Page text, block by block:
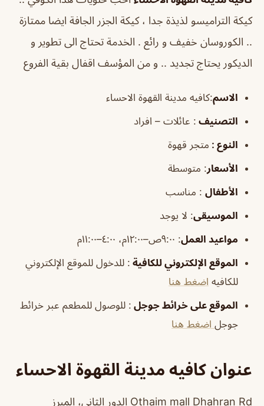
كيكة التراميسو لذيذة جدا ، كيكة الجزر الجافة ايضا ممتازة
.. الكوروسان خفيف و رائع . الخدمة تحتاج الى تطوير و
الديكور يحتاج تجديد .. و من المؤسف اقفال بقية الفروع
الاسم:كافيه مدينة القهوة الاحساء
التصنيف : عائلات – افراد
النوع : متجر قهوة
الأسعار: متوسطة
الأطفال : مناسب
الموسيقى: لا يوجد
مواعيد العمل: ٩:٠٠ص–١٢:٠٠م، ٤:٠٠–١١:٠٠م
الموقع الإلكتروني للكافية : للدخول للموقع الإلكتروني
للكافيه اضغط هنا
الموقع على خرائط جوجل : للوصول للمطعم عبر خرائط
جوجل اضغط هنا
عنوان كافيه مدينة القهوة الاحساء
Othaim mall Dhahran Rd الدور الثاني، المبرز